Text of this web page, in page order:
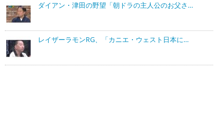
ダイアン・津田の野望「朝ドラの主人公のお父さ…
レイザーラモンRG、「カニエ・ウェスト日本に…